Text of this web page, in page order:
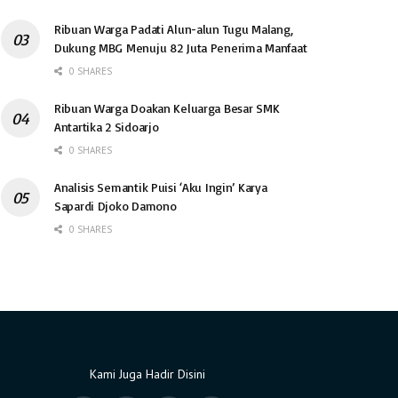
Ribuan Warga Padati Alun-alun Tugu Malang,
Dukung MBG Menuju 82 Juta Penerima Manfaat
0 SHARES
Ribuan Warga Doakan Keluarga Besar SMK
Antartika 2 Sidoarjo
0 SHARES
Analisis Semantik Puisi ‘Aku Ingin’ Karya
Sapardi Djoko Damono
0 SHARES
Kami Juga Hadir Disini